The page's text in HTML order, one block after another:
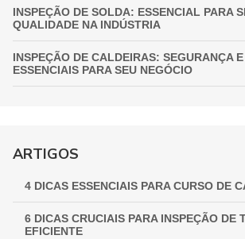
INSPEÇÃO DE SOLDA: ESSENCIAL PARA
QUALIDADE NA INDÚSTRIA
INSPEÇÃO DE CALDEIRAS: SEGURANÇA
ESSENCIAIS PARA SEU NEGÓCIO
GUIA COMPLETO DE INSPEÇÃO DE VASOS
GARANTINDO SEGURANÇA E
INSPEÇÃO NR 13: GARANTINDO
CONFORMIDADE EM EQUIPAMENTOS
ARTIGOS
4 DICAS ESSENCIAIS PARA CURSO DE
6 DICAS CRUCIAIS PARA INSPEÇÃO DE
EFICIENTE